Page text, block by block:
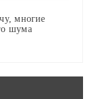
многие
шума